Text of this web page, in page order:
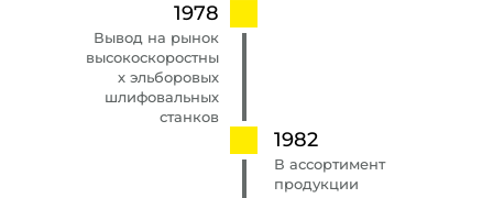
1978
Вывод на рынок
высокоскоростны
х эльборовых
шлифовальных
станков
1982
В ассортимент
продукции